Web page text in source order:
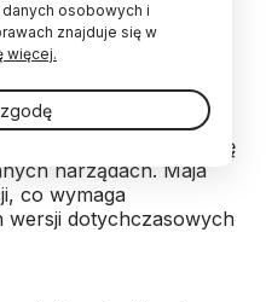
grupa wirusów z
Należy do
z tych wirusów
poprzez łączenie się
angiotensynę
narządach. Maja
co wymaga
wersji dotychczasowych
osobowych i
znajduje się w
więcej.